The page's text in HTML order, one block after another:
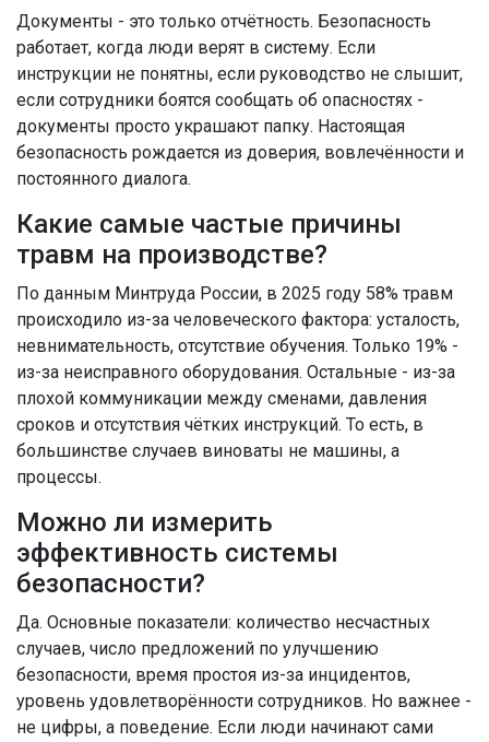
Документы - это только отчётность. Безопасность
работает, когда люди верят в систему. Если
инструкции не понятны, если руководство не слышит,
если сотрудники боятся сообщать об опасностях -
документы просто украшают папку. Настоящая
безопасность рождается из доверия, вовлечённости и
постоянного диалога.
Какие самые частые причины
травм на производстве?
По данным Минтруда России, в 2025 году 58% травм
происходило из-за человеческого фактора: усталость,
невнимательность, отсутствие обучения. Только 19% -
из-за неисправного оборудования. Остальные - из-за
плохой коммуникации между сменами, давления
сроков и отсутствия чётких инструкций. То есть, в
большинстве случаев виноваты не машины, а
процессы.
Можно ли измерить
эффективность системы
безопасности?
Да. Основные показатели: количество несчастных
случаев, число предложений по улучшению
безопасности, время простоя из-за инцидентов,
уровень удовлетворённости сотрудников. Но важнее -
не цифры, а поведение. Если люди начинают сами